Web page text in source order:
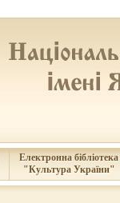
Електронна бібліотека
"Культура України"